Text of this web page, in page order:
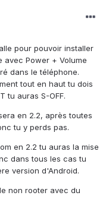
pour pouvoir installer
avec Power + Volume
dans le téléphone.
tout en haut tu dois
tu auras S-OFF.
en 2.2, après toutes
tu y perds pas.
en 2.2 tu auras la mise
dans tous les cas tu
version d'Android.
non rooter avec du